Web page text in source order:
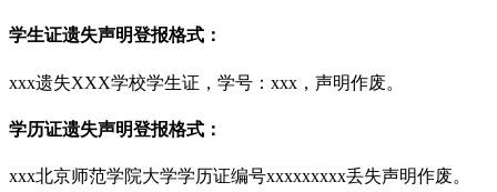
学生证遗失声明登报格式：
xxx遗失XXX学校学生证，学号：xxx，声明作废。
学历证遗失声明登报格式：
xxx北京师范学院大学学历证编号xxxxxxxxx丢失声明作废。